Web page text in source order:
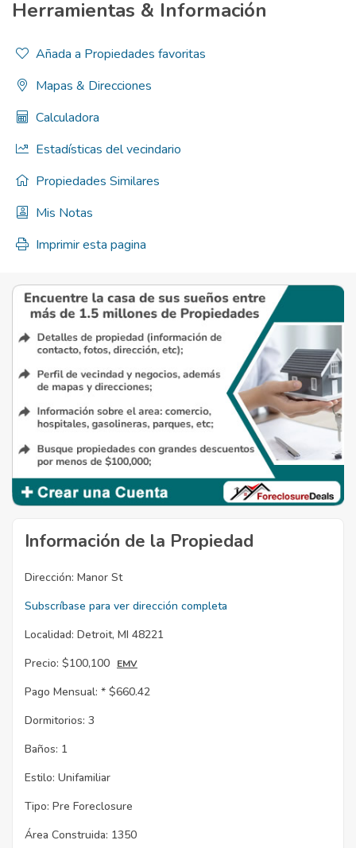
Herramientas & Información
Añada a Propiedades favoritas
Mapas & Direcciones
Calculadora
Estadísticas del vecindario
Propiedades Similares
Mis Notas
Imprimir esta pagina
Información de la Propiedad
Dirección: Manor St
Subscríbase para ver dirección completa
Localidad: Detroit, MI 48221
Precio: $100,100 EMV
Pago Mensual: * $660.42
Dormitorios: 3
Baños: 1
Estilo: Unifamiliar
Tipo: Pre Foreclosure
Área Construida: 1350